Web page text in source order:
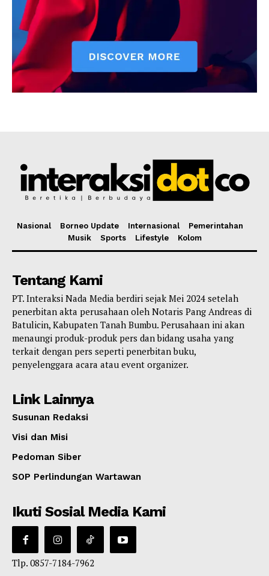
Nasional Borneo Update Internasional
Pemerintahan
Musik
Sports Lifestyle Kolom
Tentang Kami
PT. Interaksi Nada Media berdiri sejak Mei 2024 setelah
penerbitan akta perusahaan oleh Notaris Pang Andreas di
Batulicin, Kabupaten Tanah Bumbu. Perusahaan ini akan
menaungi produk-produk pers dan bidang usaha yang
terkait dengan pers seperti penerbitan buku,
penyelenggara acara atau event organizer.
Link Lainnya
Susunan Redaksi
Visi dan Misi
Pedoman Siber
SOP Perlindungan Wartawan
Ikuti Sosial Media Kami
Tlp. 0857-7184-7962